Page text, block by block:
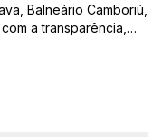
Balneário Camboriú,
a transparência,